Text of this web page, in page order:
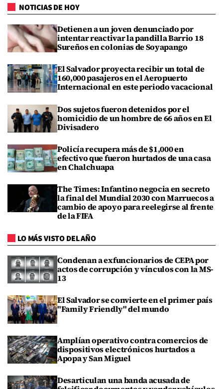
NOTICIAS DE HOY
Detienen a un joven denunciado por
intentar reactivar la pandilla Barrio 18
Sureños en colonias de Soyapango
El Salvador proyecta recibir un total de
160,000 pasajeros en el Aeropuerto
Internacional en este periodo vacacional
Dos sujetos fueron detenidos por el
homicidio de un hombre de 66 años en El
Divisadero
Policía recupera más de $1,000 en
efectivo que fueron hurtados de una casa
en Chalchuapa
The Times: Infantino negocia en secreto
la final del Mundial 2030 con Marruecos a
cambio de apoyo para reelegirse al frente
de la FIFA
LO MÁS VISTO DEL AÑO
Condenan a exfuncionarios de CEPA por
actos de corrupción y vínculos con la MS-
13
El Salvador se convierte en el primer país
"Family Friendly" del mundo
Amplían operativo contra comercios de
dispositivos electrónicos hurtados a
Apopa y San Miguel
Desarticulan una banda acusada de